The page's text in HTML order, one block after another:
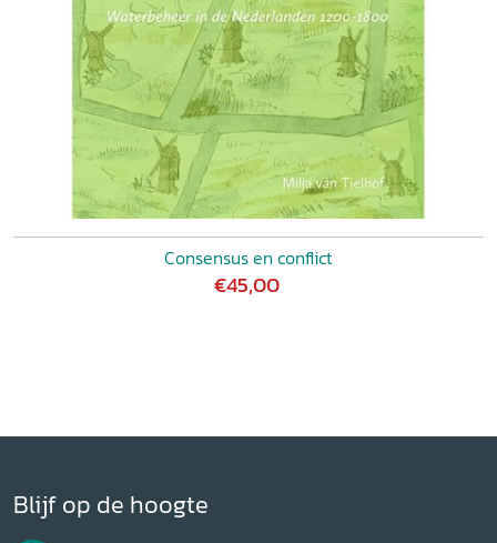
Consensus en conflict
€45,00
Blijf op de hoogte